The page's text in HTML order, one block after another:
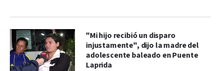
"Mi hijo recibió un disparo
injustamente", dijo la madre del
adolescente baleado en Puente
Laprida